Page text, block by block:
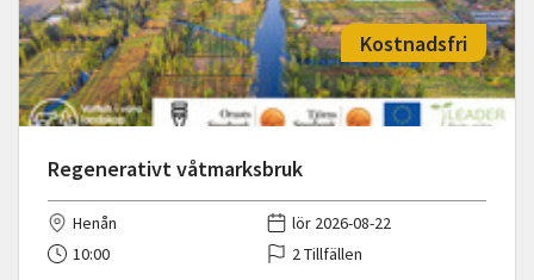
Regenerativt våtmarksbruk
Kostnadsfri
Henån
lör 2026-08-22
10:00
2 Tillfällen